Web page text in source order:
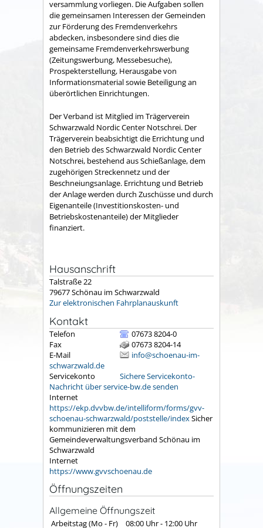
versammlung vorliegen. Die Aufgaben sollen
die gemeinsamen Interessen der Gemeinden
zur Förderung des Fremdenverkehrs
abdecken, insbesondere sind dies die
gemeinsame Fremden­verkehrswerbung
(Zeitungswerbung, Messebesuche),
Prospekter­stellung, Herausgabe von
Informationsmaterial sowie Betei­ligung an
überörtlichen Einrichtungen.
Der Verband ist Mitglied im Trägerverein
Schwarzwald Nordic Center Notschrei. Der
Trägerverein beabsichtigt die Errichtung und
den Betrieb des Schwarzwald Nordic Center
Notschrei, bestehend aus Schießanlage, dem
zugehörigen Streckennetz und der
Beschneiungsanlage. Errichtung und Betrieb
der Anlage werden durch Zuschüsse und durch
Eigenanteile (Investitionskosten- und
Betriebskostenanteile) der Mitglieder
finanziert.
Hausanschrift
Talstraße 22
79677Schönau im Schwarzwald
Zur elektronischen Fahrplanauskunft
Kontakt
Telefon
07673 8204-0
Fax
07673 8204-14
E-Mail
info@schoenau-im-
schwarzwald.de
Servicekonto
Sichere Servicekonto-
Nachricht über service-bw.de senden
Internet
https://ekp.dvvbw.de/intelliform/forms/gvv-
schoenau-schwarzwald/poststelle/indexSicher
kommunizieren mit dem
Gemeindeverwaltungsverband Schönau im
Schwarzwald
Internet
https://www.gvvschoenau.de
Öffnungszeiten
Allgemeine Öffnungszeit
Arbeitstag (Mo - Fr) 08:00 Uhr- 12:00 Uhr